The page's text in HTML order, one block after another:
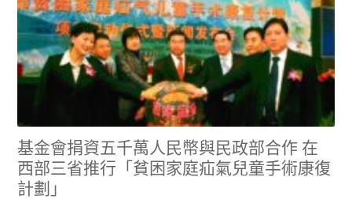
基金會捐資五千萬人民幣與民政部合作 在
西部三省推行「貧困家庭疝氣兒童手術康復
計劃」